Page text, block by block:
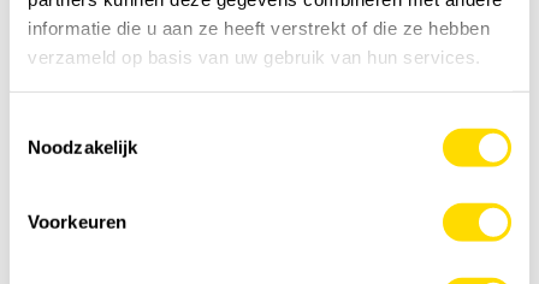
informatie die u aan ze heeft verstrekt of die ze hebben
verzameld op basis van uw gebruik van hun services.
Noodzakelijk
Voorkeuren
Je hebt nodig0 kg Voeg toe aan kruiwagen
Specificatie
Details